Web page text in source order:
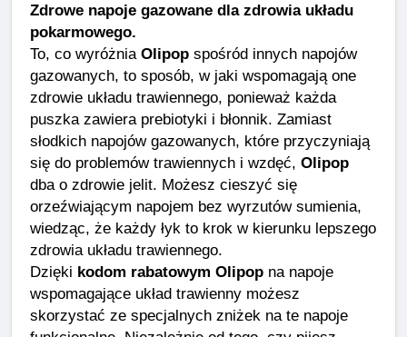
Zdrowe napoje gazowane dla zdrowia układu
pokarmowego.
To, co wyróżnia Olipop spośród innych napojów
gazowanych, to sposób, w jaki wspomagają one
zdrowie układu trawiennego, ponieważ każda
puszka zawiera prebiotyki i błonnik. Zamiast
słodkich napojów gazowanych, które przyczyniają
się do problemów trawiennych i wzdęć, Olipop
dba o zdrowie jelit. Możesz cieszyć się
orzeźwiającym napojem bez wyrzutów sumienia,
wiedząc, że każdy łyk to krok w kierunku lepszego
zdrowia układu trawiennego.
Dzięki kodom rabatowym Olipop na napoje
wspomagające układ trawienny możesz
skorzystać ze specjalnych zniżek na te napoje